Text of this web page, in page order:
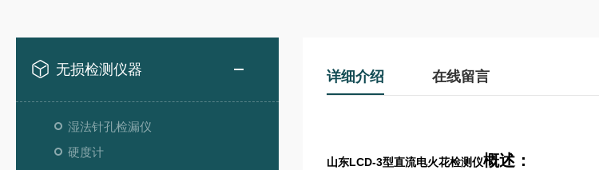
无损检测仪器
湿法针孔检漏仪
硬度计
详细介绍 在线留言
山东LCD-3型直流电火花检测仪概述：